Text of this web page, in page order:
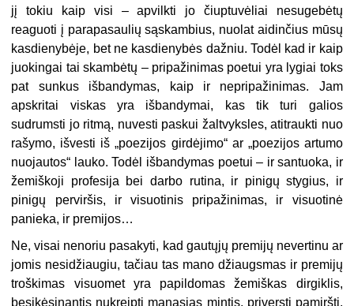
jį tokiu kaip visi – apvilkti jo čiuptuvėliai nesugebėtų
reaguoti į parapasaulių sąskambius, nuolat aidinčius mūsų
kasdienybėje, bet ne kasdienybės dažniu. Todėl kad ir kaip
juokingai tai skambėtų – pripažinimas poetui yra lygiai toks
pat sunkus išbandymas, kaip ir nepripažinimas. Jam
apskritai viskas yra išbandymai, kas tik turi galios
sudrumsti jo ritmą, nuvesti paskui žaltvyksles, atitraukti nuo
rašymo, išvesti iš „poezijos girdėjimo“ ar „poezijos artumo
nuojautos“ lauko. Todėl išbandymas poetui – ir santuoka, ir
žemiškoji profesija bei darbo rutina, ir pinigų stygius, ir
pinigų perviršis, ir visuotinis pripažinimas, ir visuotinė
panieka, ir premijos…
Ne, visai nenoriu pasakyti, kad gautųjų premijų nevertinu ar
jomis nesidžiaugiu, tačiau tas mano džiaugsmas ir premijų
troškimas visuomet yra papildomas žemiškas dirgiklis,
besikėsinantis nukreipti manąsias mintis, priversti pamiršti,